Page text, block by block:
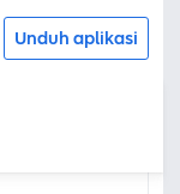
Unduh aplikasi